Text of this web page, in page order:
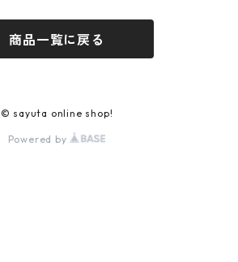
商品一覧に戻る
© sayuta online shop!
Powered by